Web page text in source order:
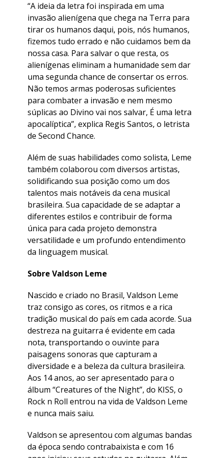
“A ideia da letra foi inspirada em uma
invasão alienígena que chega na Terra para
tirar os humanos daqui, pois, nós humanos,
fizemos tudo errado e não cuidamos bem da
nossa casa. Para salvar o que resta, os
alienígenas eliminam a humanidade sem dar
uma segunda chance de consertar os erros.
Não temos armas poderosas suficientes
para combater a invasão e nem mesmo
súplicas ao Divino vai nos salvar, É uma letra
apocalíptica”, explica Regis Santos, o letrista
de Second Chance.
Além de suas habilidades como solista, Leme
também colaborou com diversos artistas,
solidificando sua posição como um dos
talentos mais notáveis da cena musical
brasileira. Sua capacidade de se adaptar a
diferentes estilos e contribuir de forma
única para cada projeto demonstra
versatilidade e um profundo entendimento
da linguagem musical.
Sobre Valdson Leme
Nascido e criado no Brasil, Valdson Leme
traz consigo as cores, os ritmos e a rica
tradição musical do país em cada acorde. Sua
destreza na guitarra é evidente em cada
nota, transportando o ouvinte para
paisagens sonoras que capturam a
diversidade e a beleza da cultura brasileira.
Aos 14 anos, ao ser apresentado para o
álbum “Creatures of the Night”, do KISS, o
Rock n Roll entrou na vida de Valdson Leme
e nunca mais saiu.
Valdson se apresentou com algumas bandas
da época sendo contrabaixista e com 16